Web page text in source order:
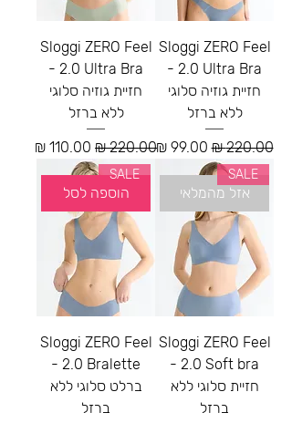
Sloggi ZERO Feel
2.0 Ultra Bra -
חזיית גוזיה סלוגי
ללא ברזל
מחיר רגיל‏220.00 ‏₪ מחיר מבצע
Sloggi ZERO Feel
2.0 Ultra Bra -
חזיית גוזיה סלוגי
ללא ברזל
מחיר רגיל מחיר מבצע
אזל מהמלאי
SALE
Sloggi ZERO Feel
2.0 Soft bra -
חזיית סלוגי ללא
ברזל
הוספה לסל
SALE
Sloggi ZERO Feel
2.0 Bralette -
ברלט סלוגי ללא
ברזל